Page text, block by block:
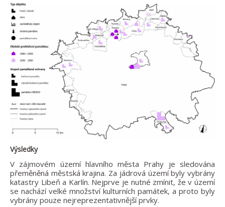
Výsledky
V zájmovém území hlavního města Prahy je sledována
přeměněná městská krajina. Za jádrová území byly vybrány
katastry Libeň a Karlín. Nejprve je nutné zmínit, že v území
se nachází velké množství kulturních památek, a proto byly
vybrány pouze nejreprezentativnější prvky.